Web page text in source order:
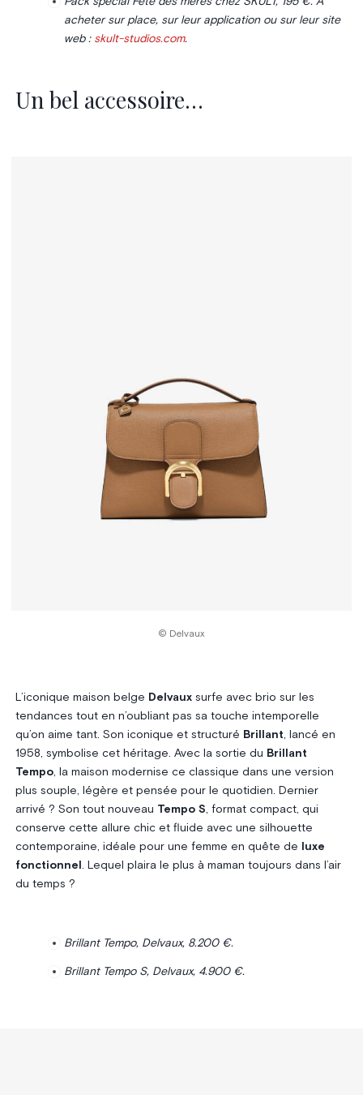
acheter sur place, sur leur application ou sur leur site
web : skult-studios.com.
Un bel accessoire…
© Delvaux
L’iconique maison belge Delvauxsurfe avec brio sur les
tendances tout en n’oubliant pas sa touche intemporelle
qu’on aime tant. Son iconique et structuré Brillant, lancé en
1958, symbolise cet héritage. Avec la sortie du Brillant
Tempo, la maison modernise ce classique dans une version
plus souple, légère et pensée pour le quotidien. Dernier
arrivé ? Son tout nouveau Tempo S, format compact, qui
conserve cette allure chic et fluide avec une silhouette
contemporaine, idéale pour une femme en quête de
luxe
fonctionnel . Lequel plaira le plus à maman toujours dans l’air
du temps ?
Brillant Tempo, Delvaux, 8.200 €.
Brillant Tempo S, Delvaux, 4.900 €.